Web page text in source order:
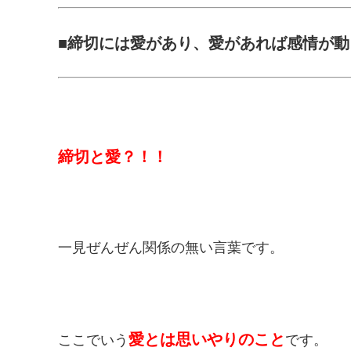
■締切には愛があり、愛があれば感情が
締切と愛？！！
一見ぜんぜん関係の無い言葉です。
ここでいう 愛とは思いやりのこと です。